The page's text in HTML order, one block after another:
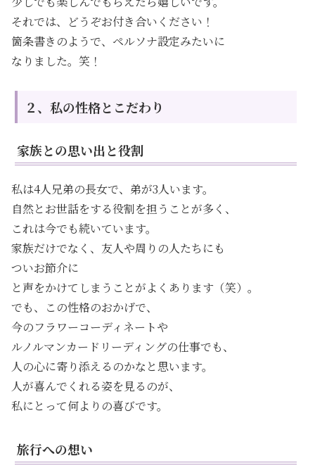
それでは、どうぞお付き合いください！
箇条書きのようで、ペルソナ設定みたいに
なりました。笑！
２、私の性格とこだわり
家族との思い出と役割
私は4人兄弟の長女で、弟が3人います。
自然とお世話をする役割を担うことが多く、
これは今でも続いています。
家族だけでなく、友人や周りの人たちにも
ついお節介に
と声をかけてしまうことがよくあります（笑）。
でも、この性格のおかげで、
今のフラワーコーディネートや
ルノルマンカードリーディングの仕事でも、
人の心に寄り添えるのかなと思います。
人が喜んでくれる姿を見るのが、
私にとって何よりの喜びです。
旅行への想い